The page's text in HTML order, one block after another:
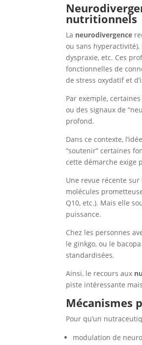
nutritionnels
La neurodivergence
ou sans
dyspraxie, etc. Ces
fonctionnelles de
de stress oxydatif et
Par exemple,
ou des signaux de
profond.
Dans ce contexte,
“soutenir” certaines
cette démarche exige
Une revue récente
molécules
Q10, etc.). Mais elle
puissance.
Chez les personnes
le ginkgo, ou le
standardisées.
Ainsi, le recours aux
piste intéressante
Mécanismes
Pour qu’un
modulation de